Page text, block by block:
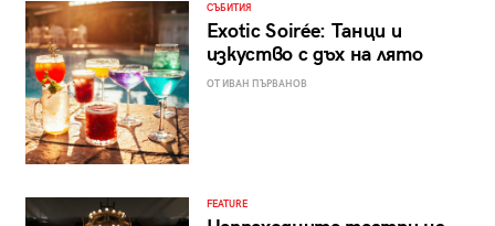
СЪБИТИЯ
Exotic Soirée: Танци и
изкуство с дъх на лято
ОТ ИВАН ПЪРВАНОВ
FEATURE